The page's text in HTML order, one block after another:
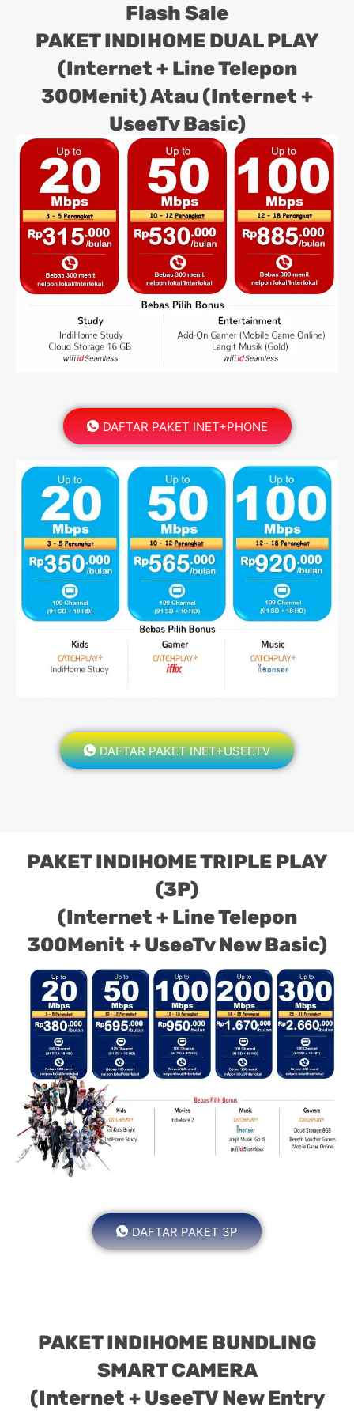
Flash Sale
PAKET INDIHOME DUAL PLAY
(Internet + Line Telepon
300Menit) Atau (Internet +
UseeTv Basic)
DAFTAR PAKET INET+PHONE
DAFTAR PAKET INET+USEETV
PAKET INDIHOME TRIPLE PLAY
(3P)
(Internet + Line Telepon
300Menit + UseeTv New Basic)
DAFTAR PAKET 3P
PAKET INDIHOME BUNDLING
SMART CAMERA
(Internet + UseeTV New Entry